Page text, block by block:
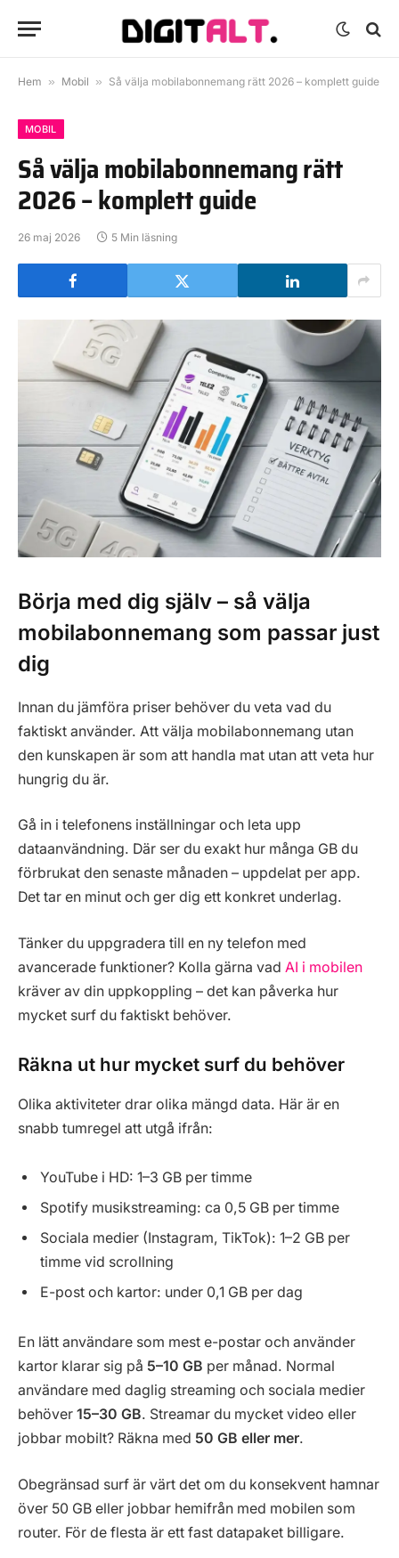
Hem » Mobil » Så välja mobilabonnemang rätt 2026 – komplett guide
MOBIL
Så välja mobilabonnemang rätt
2026 – komplett guide
26 maj 2026 5 Min läsning
Börja med dig själv – så välja
mobilabonnemang som passar just
dig
Innan du jämföra priser behöver du veta vad du
faktiskt använder. Att välja mobilabonnemang utan
den kunskapen är som att handla mat utan att veta hur
hungrig du är.
Gå in i telefonens inställningar och leta upp
dataanvändning. Där ser du exakt hur många GB du
förbrukat den senaste månaden – uppdelat per app.
Det tar en minut och ger dig ett konkret underlag.
Tänker du uppgradera till en ny telefon med
avancerade funktioner? Kolla gärna vad AI i mobilen
kräver av din uppkoppling – det kan påverka hur
mycket surf du faktiskt behöver.
Räkna ut hur mycket surf du behöver
Olika aktiviteter drar olika mängd data. Här är en
snabb tumregel att utgå ifrån:
YouTube i HD: 1–3 GB per timme
Spotify musikstreaming: ca 0,5 GB per timme
Sociala medier (Instagram, TikTok): 1–2 GB per
timme vid scrollning
E-post och kartor: under 0,1 GB per dag
En lätt användare som mest e-postar och använder
kartor klarar sig på 5–10 GB per månad. Normal
användare med daglig streaming och sociala medier
behöver 15–30 GB. Streamar du mycket video eller
jobbar mobilt? Räkna med 50 GB eller mer.
Obegränsad surf är värt det om du konsekvent hamnar
över 50 GB eller jobbar hemifrån med mobilen som
router. För de flesta är ett fast datapaket billigare.